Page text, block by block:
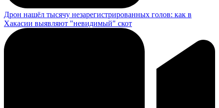
Дрон нашёл тысячу незарегистрированных голов: как в
Хакасии выявляют "невидимый" скот